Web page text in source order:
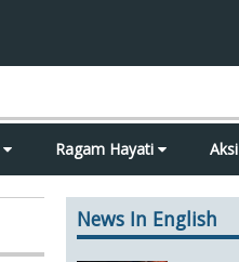
Ragam Hayati Aksi
News In English